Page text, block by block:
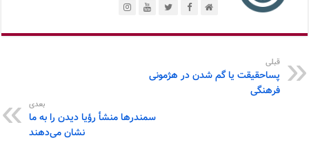
قبلی
پساحقیقت یا گم شدن در هژمونی
فرهنگی
بعدی
سمندرها منشأ رؤیا دیدن را به ما
نشان می‌دهند